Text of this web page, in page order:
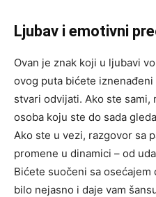
Ljubav i emotivni
Ovan je znak koji u ljubavi
ovog puta bićete
stvari odvijati. Ako ste sami,
osoba koju ste do sada
Ako ste u vezi, razgovor sa
promene u dinamici – od
Bićete suočeni sa
bilo nejasno i daje vam